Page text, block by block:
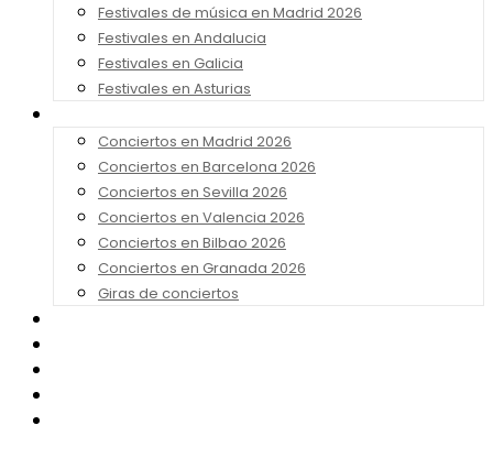
Festivales de música en Madrid 2026
Festivales en Andalucia
Festivales en Galicia
Festivales en Asturias
Conciertos en Madrid 2026
Conciertos en Barcelona 2026
Conciertos en Sevilla 2026
Conciertos en Valencia 2026
Conciertos en Bilbao 2026
Conciertos en Granada 2026
Giras de conciertos